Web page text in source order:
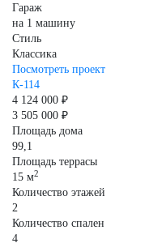
Гараж
на 1 машину
Стиль
Классика
Посмотреть проект
К-114
4 124 000 ₽
3 505 000 ₽
Площадь дома
99,1
Площадь террасы
15 м2
Количество этажей
2
Количество спален
4